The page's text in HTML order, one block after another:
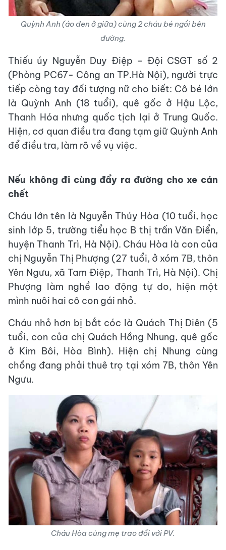
Quỳnh Anh (áo đen ở giữa) cùng 2 cháu bé ngồi bên
đường.
Thiếu úy Nguyễn Duy Điệp – Đội CSGT số 2
(Phòng PC67- Công an TP.Hà Nội), người trực
tiếp còng tay đối tượng nữ cho biết: Cô bé lớn
là Quỳnh Anh (18 tuổi), quê gốc ở Hậu Lộc,
Thanh Hóa nhưng quốc tịch lại ở Trung Quốc.
Hiện, cơ quan điều tra đang tạm giữ Quỳnh Anh
để điều tra, làm rõ về vụ việc.
Nếu không đi cùng đẩy ra đường cho xe cán
chết
Cháu lớn tên là Nguyễn Thúy Hòa (10 tuổi, học
sinh lớp 5, trường tiểu học B thị trấn Văn Điển,
huyện Thanh Trì, Hà Nội). Cháu Hòa là con của
chị Nguyễn Thị Phượng (27 tuổi, ở xóm 7B, thôn
Yên Ngưu, xã Tam Điệp, Thanh Trì, Hà Nội). Chị
Phượng làm nghề lao động tự do, hiện một
mình nuôi hai cô con gái nhỏ.
Cháu nhỏ hơn bị bắt cóc là Quách Thị Diên (5
tuổi, con của chị Quách Hồng Nhung, quê gốc
ở Kim Bôi, Hòa Bình). Hiện chị Nhung cùng
chồng đang phải thuê trọ tại xóm 7B, thôn Yên
Ngưu.
Cháu Hòa cùng mẹ trao đổi với PV.